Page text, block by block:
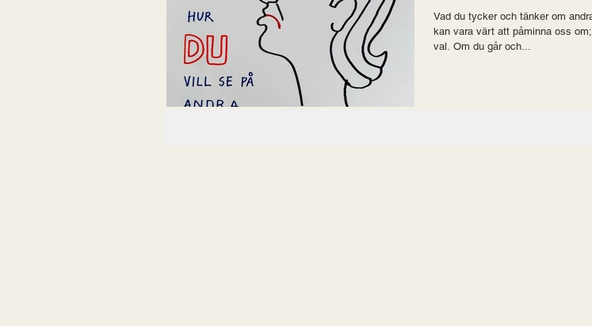
Vad du tycker och tänker om
kan vara värt att påminna oss
val. Om du går och...